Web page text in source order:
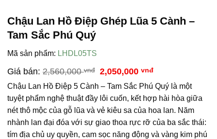
Chậu Lan Hồ Điệp Ghép Lũa 5 Cành –
Tam Sắc Phú Quý
Mã sản phẩm: LHDL05TS
Giá bán: 2,560,000vnđ
Giá
là:
2,560,000 vnđ.
2,050,000vnđGiá
tại
là:
2,050,000 vnđ.
Chậu Lan Hồ Điệp 5 Cành – Tam Sắc Phú Quý là một
tuyệt phẩm nghệ thuật đầy lôi cuốn, kết hợp hài hòa giữa
nét thô mộc của gỗ lũa và vẻ kiêu sa của hoa lan. Năm
nhành lan đại đóa với sự giao thoa rực rỡ của ba sắc thái:
tím địa chủ uy quyền, cam sọc năng động và vàng kim phú